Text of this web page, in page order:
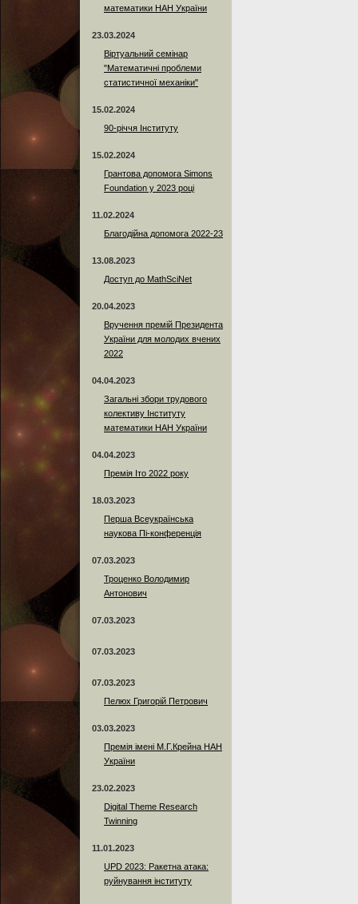
математики НАН України
23.03.2024
Віртуальний семінар
"Математичні проблеми
статистичної механіки"
15.02.2024
90-річчя Інституту
15.02.2024
Грантова допомога Simons
Foundation у 2023 році
11.02.2024
Благодійна допомога 2022-23
13.08.2023
Доступ до MathSciNet
20.04.2023
Вручення премій Президента
України для молодих вчених
2022
04.04.2023
Загальні збори трудового
колективу Інституту
математики НАН України
04.04.2023
Премія Іто 2022 року
18.03.2023
Перша Всеукраїнська
наукова Пі-конференція
07.03.2023
Троценко Володимир
Антонович
07.03.2023
07.03.2023
07.03.2023
Пелюх Григорій Петрович
03.03.2023
Премія імені М.Г.Крейна НАН
України
23.02.2023
Digital Theme Research
Twinning
11.01.2023
UPD 2023: Ракетна атака:
руйнування інституту